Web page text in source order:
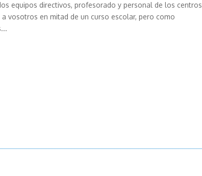
equipos directivos, profesorado y personal de los centros
vosotros en mitad de un curso escolar, pero como